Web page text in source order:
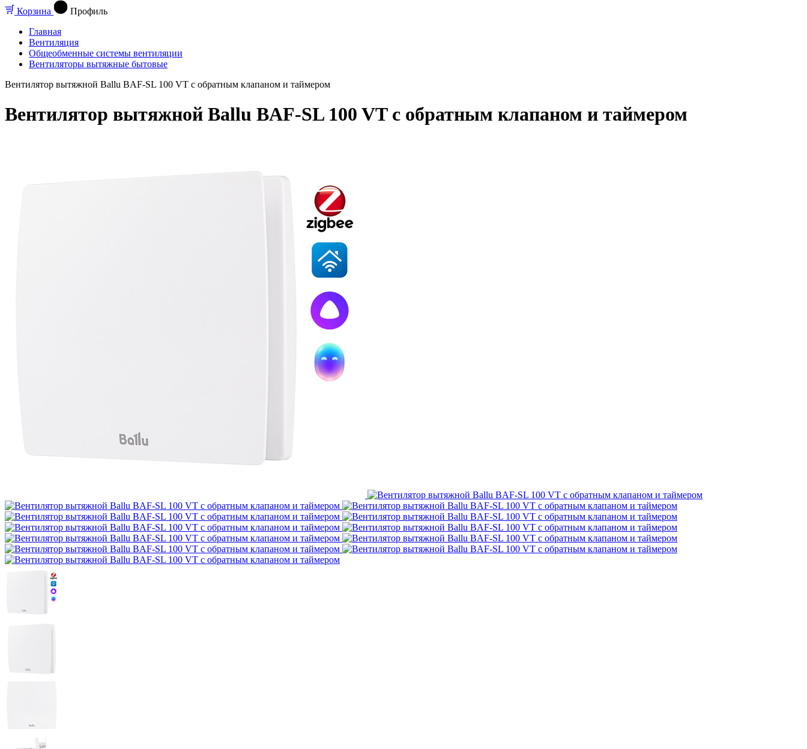
Корзина
Профиль
Главная
Вентиляция
Общеобменные системы вентиляции
Вентиляторы вытяжные бытовые
Вентилятор вытяжной Ballu BAF-SL 100 VT с обратным клапаном и таймером
Вентилятор вытяжной Ballu BAF-SL 100 VT с обратным клапаном и таймером